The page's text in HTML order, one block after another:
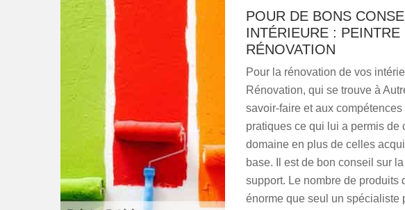
POUR DE BONS
INTÉRIEURE :
RÉNOVATION
Pour la rénovation de vos
Rénovation, qui se trouve à
savoir-faire et aux
pratiques ce qui lui a permis de
domaine en plus de celles
base. Il est de bon conseil sur
support. Le nombre de produits
énorme que seul un spécialiste